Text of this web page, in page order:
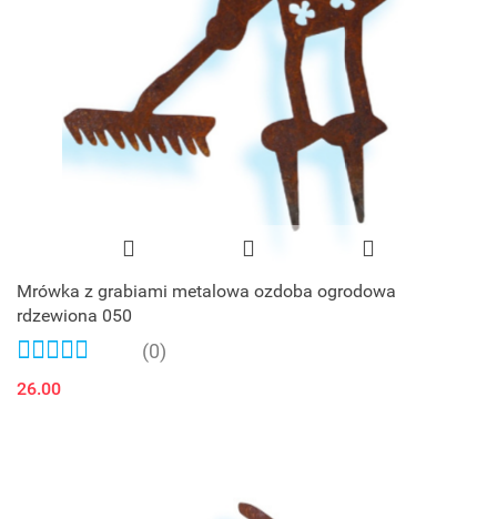
Mrówka z grabiami metalowa ozdoba ogrodowa
rdzewiona 050
(0)
26.00